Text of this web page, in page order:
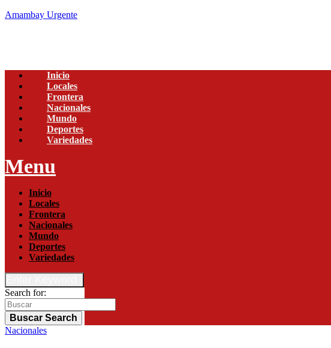
Amambay Urgente
Inicio
Locales
Frontera
Nacionales
Mundo
Deportes
Variedades
Menu
Inicio
Locales
Frontera
Nacionales
Mundo
Deportes
Variedades
Search for:
Buscar Search
Nacionales